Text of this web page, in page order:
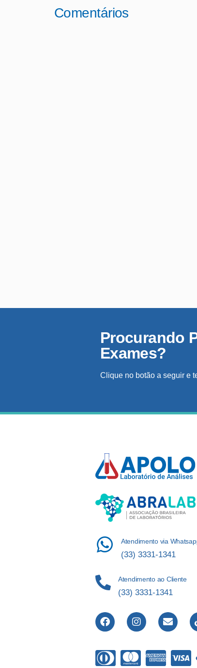
Comentários
Procurando
Exames?
Clique no botão a seguir e
Atendimento via
(33) 3331-1341
Atendimento ao Cliente
(33) 3331-1341